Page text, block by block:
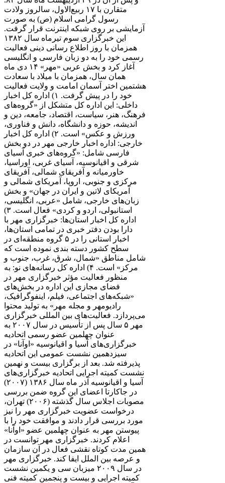
متقارن با ۱۷ ربیع‌الاول، سالروز ولادت
رسول گرامی اسلام (ص) به صورت
آزمایشی بر روی شبکه اینترنت قرار گرفت.
این خبرگزاری سوم تیرماه سال ۱۳۸۲
همزمان با روز اطلاع رسانی دینی فعالیت
رسمی خود را به دو زبان فارسی و انگلیسی
آغاز کرد و بخش عربی «مهر» ۱۴ دی ماه
همان سال، همزمان با میلاد با سعادت
هشتمین اختر آسمان امامت و ولایت فعالیت
خود را در پیش گرفت. ۱) اداره کل اخبار
داخلی: این اداره کل متشکل از «گروه‌های
فرهنگ، هنر، سیاست، اقتصاد، جامعه، دین و
اندیشه، حوزه و دانشگاه، دانش و فناوری،
ورزش و عکس» است. ۲) اداره کل اخبار
خارجی: اداره اخبار خارجی مهر در دو بخش
فارسی شامل: «گروه‌های خبری آسیای
شرقی و اقیانوسیه، آسیای غربی، اوراسیا،
خاورمیانه و آفریقای شمالی، آفریقای
مرکزی و جنوبی، اروپا، آمریکای شمالی و
آمریکای لاتین و ایران در جهان» و بخش
زبان‌های خارجی، شامل «عربی، انگلیسی،
استانبولی، اردو و کردی» فعال است. ۳)
اداره کل اخبار استان‌ها: خبرگزاری مهر با
دارا بودن دفتر خبری در تمامی استان‌ها،
اخبار استانی را در ۵ گروه منطقه‌ای در
سطح کشور دسته بندی نموده است که
شامل مناطق «شمال، شرق، غرب، جنوب و
مرکز» است. ۴) اداره کل رسانه‌های نو: به
منظور فعالیت مؤثر خبرگزاری مهر در
فضای مجازی این اداره در بخش‌های
«شبکه‌های اجتماعی، فیلم، اینفوگرافیک،
رادیومهر و مجله مهر» به تولید محتوا
می‌پردازد. فعالیت‌های بین المللی خبرگزاری
مهر ۵ سال پس از تأسیس در سال ۲۰۰۷ به
عنوان چهلمین عضو رسمی اتحادیه
خبرگزاری‌های آسیا و اقیانوسیه «اوآنا» در
سیزدهمین نشست عمومی این اتحادیه
پذیرفته شد. بعد از برگزاری بیست و نهمین
نشست کمیته اجرایی اتحادیه خبرگزاری‌های
آسیا و اقیانوسیه آذر ماه سال ۱۳۸۶ (۲۰۰۷)
در جاکارتا اعضای این گروه ضمن بررسی
مصوبات اجلاس سال گذشته (۲۰۰۶) تهران،
درخواست عضویت خبرگزاری مهر را نیز
مورد بررسی قرار دادند و موافقت خود را با
پیوستن مهر به عنوان چهلمین عضو «اوآنا»
اعلام کردند. خبرگزاری مهر توانست در
همین مدت کوتاه نقشی فعال در آن سازمان
و عرصه بین الملل ایفا کند. خبرگزاری مهر
در سال ۲۰۰۹ میزبان سی و یکمین نشست
کمیته اجرایی و بیست و پنجمین کمیته فنی